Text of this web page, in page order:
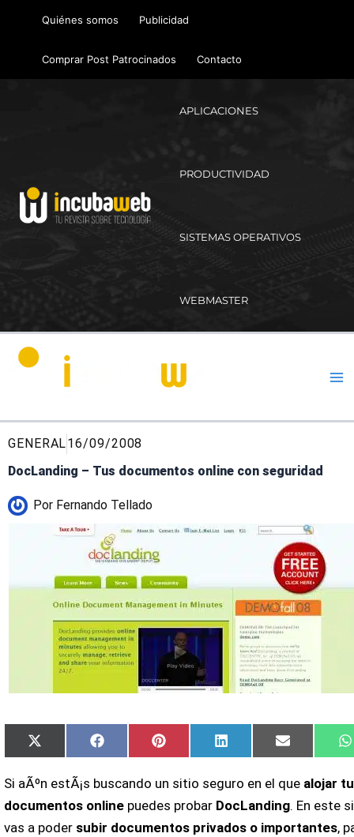
Quiénes somos Publicidad
Comprar Post Patrocinados Contacto
APLICACIONES
PRODUCTIVIDAD
SISTEMAS OPERATIVOS
WEBMASTER
GENERAL16/09/2008
DocLanding – Tus documentos online con seguridad
Por Fernando Tellado
Compartir
en
X
(Twitter)
Compartir
en
Facebook Compartir
en
Pinterest Compartir
en
LinkedIn
Compartir
en
Email
Si aÃºn estÃ¡s buscando un sitio seguro en el que alojar
documentos onlinepuedes probar DocLanding. En este
vas a poder subir documentos privados o importantes,